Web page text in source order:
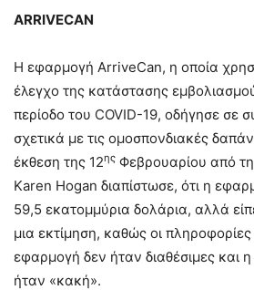
ARRIVECAN
Η εφαρμογή ArriveCan, η οποία
έλεγχο της κατάστασης
περίοδο του COVID-19, οδήγησε σε
σχετικά με τις ομοσπονδιακές
έκθεση της 12ης Φεβρουαρίου από τη
Karen Hogan διαπίστωσε, ότι η
59,5 εκατομμύρια δολάρια, αλλά
μια εκτίμηση, καθώς οι
εφαρμογή δεν ήταν διαθέσιμες και
ήταν «κακή».